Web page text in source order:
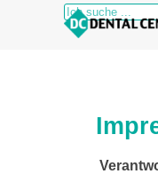
Direkt zum Seiteninhalt